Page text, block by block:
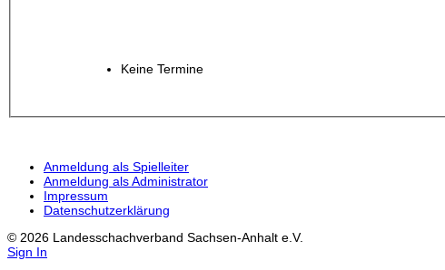
Keine Termine
Anmeldung als Spielleiter
Anmeldung als Administrator
Impressum
Datenschutzerklärung
© 2026 Landesschachverband Sachsen-Anhalt e.V.
Sign In